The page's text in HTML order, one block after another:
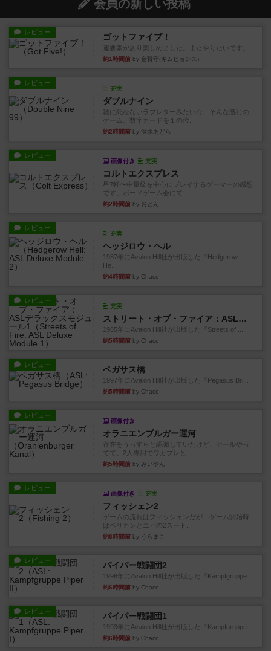
会員の新しい投稿
レビュー ゴットファイブ！
運要素があり楽しめました。またやりたいです。
約1時間前 by 金賢守(キムヒョンス)
レビュー
充実
ダブルナイン
雑に死なないラブレターみたいな、そんな感じの
ゲーム。数字カードを１の位...
約2時間前 by 深水あどら
レビュー
画像付き 充実
コルトエクスプレス
星7軽〜中量級を中心にプレイするゲーマーの感想
です。ボードゲーム会にて...
約2時間前 by おとん
レビュー
充実
ヘッジロウ・ヘル
1987年にAvalon Hill社が出版した『Hedgerow
He...
約4時間前 by Chaco
レビュー
充実
ストリート・オブ・ファイア：ASLデラックスモジュール1
1985年にAvalon Hill社が出版した『Streets of ...
約5時間前 by Chaco
レビュー ペガサス橋
1997年にAvalon Hill社が出版した『Pegasus Bri...
約5時間前 by Chaco
レビュー
画像付き
オラニエンブルガー運河
存在をうっすらと認識していたけど、セールやっ
てて、2人専用でワカプレと...
約5時間前 by みいやん
レビュー
画像付き 充実
フィッシェン2
ゲームの流れはフィッシェンだが、ゲーム開始時
はペリカンとエビの2スート...
約6時間前 by うらまこ
レビュー パイパー戦闘団2
1996年にAvalon Hill社が出版した『Kampfgruppe...
約6時間前 by Chaco
レビュー パイパー戦闘団1
1993年にAvalon Hill社が出版した『Kampfgruppe...
約6時間前 by Chaco